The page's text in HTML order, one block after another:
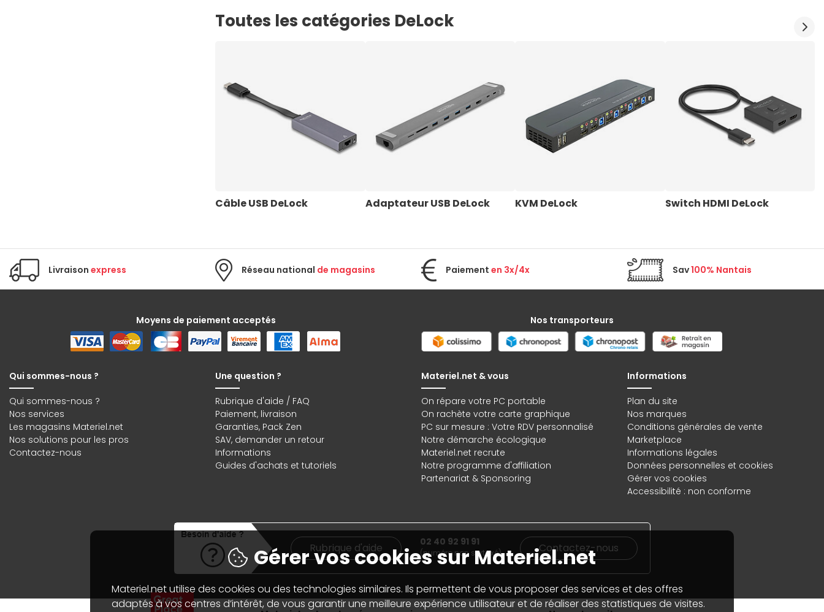
Toutes les catégories DeLock
Câble USB DeLock Adaptateur USB DeLock KVM DeLock Switch HDMI DeLock
Livraison express Réseau national de magasins Paiement en 3x/4x Sav100% Nantais
Moyens de paiement acceptés Nos transporteurs
Qui sommes-nous ?
Qui sommes-nous ?
Nos services
Les magasins Materiel.net
Nos solutions pour les pros
Contactez-nous
Une question ?
Rubrique d'aide / FAQ
Paiement, livraison
Garanties, Pack Zen
SAV, demander un retour
Informations
Guides d'achats et tutoriels
Materiel.net & vous
On répare votre PC portable
On rachète votre carte graphique
PC sur mesure : Votre RDV personnalisé
Notre démarche écologique
Materiel.net recrute
Notre programme d'affiliation
Partenariat & Sponsoring
Informations
Plan du site
Nos marques
Conditions générales de vente
Marketplace
Informations légales
Données personnelles et cookies
Gérer vos cookies
Accessibilité : non conforme
Rubrique d'aide 02 40 92 91 91
(numéro non surtaxé) Contactez-nous
Gérer vos cookies sur Materiel.net
Materiel.net utilise des cookies ou des technologies similaires. Ils permettent de vous proposer des services et des offres
adaptés à vos centres d’intérêt, de vous garantir une meilleure expérience utilisateur et de réaliser des statistiques de visites.